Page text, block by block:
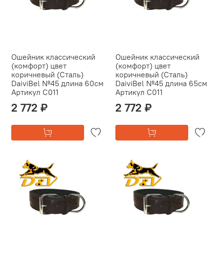
Ошейник классический
(комфорт) цвет
коричневый (Сталь)
DaiviBel №45 длина 60см
Артикул С011
2 772 ₽
Ошейник классический
(комфорт) цвет
коричневый (Сталь)
DaiviBel №45 длина 65см
Артикул С011
2 772 ₽